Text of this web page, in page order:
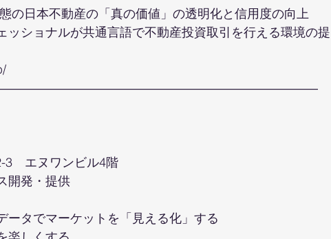
の日本不動産の「真の価値」の透明化と信用度の向上
ッショナルが共通言語で不動産投資取引を行える環境の提
3　エヌワンビル4階
開発・提供
ータでマーケットを「見える化」する